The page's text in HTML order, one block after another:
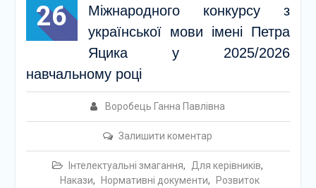
26
Міжнародного конкурсу з
української мови імені Петра
Яцика у 2025/2026
навчальному році
Воробець Ганна Павлівна
Залишити коментар
Інтелектуальні змагання, Для керівників,
Накази, Нормативні документи,
Розвиток